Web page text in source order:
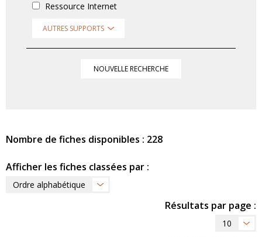
Ressource Internet
AUTRES SUPPORTS
NOUVELLE RECHERCHE
Nombre de fiches disponibles : 228
Afficher les fiches classées par :
Ordre alphabétique
Résultats par page :
10